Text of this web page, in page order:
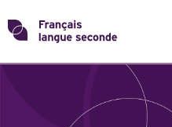
Skip
toTransformons
THÈMES